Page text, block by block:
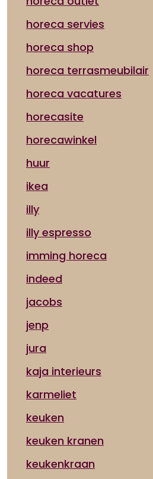
horeca servies
horeca shop
horeca terrasmeubilair
horeca vacatures
horecasite
horecawinkel
huur
ikea
illy
illy espresso
imming horeca
indeed
jacobs
jenp
jura
kaja interieurs
karmeliet
keuken
keuken kranen
keukenkraan